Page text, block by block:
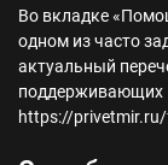
Во вкладке
одном из часто
актуальный
поддерживающих
https://